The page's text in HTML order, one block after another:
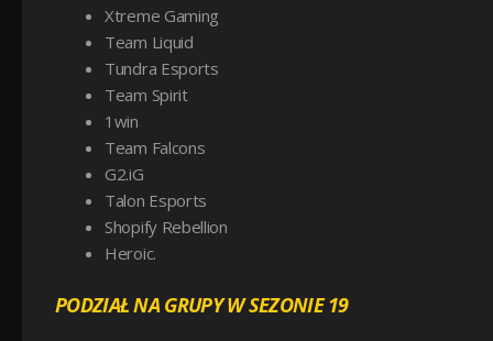
Xtreme Gaming
Team Liquid
Tundra Esports
Team Spirit
1win
Team Falcons
G2.iG
Talon Esports
Shopify Rebellion
Heroic.
PODZIAŁ NA GRUPY W SEZONIE 19